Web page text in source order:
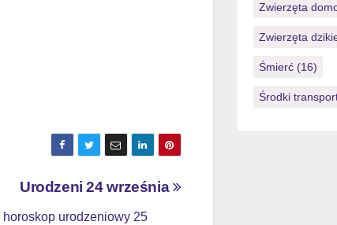
Urodzeni 24 września
horoskop urodzeniowy 25
Zwierzęta
Zwierzęta
Śmierć(16)
Środki